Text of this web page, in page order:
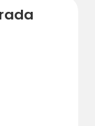
jugar los
se
y
Su perro